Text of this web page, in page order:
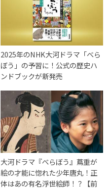
2025年のNHK大河ドラマ「べら
ぼう」の予習に！公式の歴史ハ
ンドブックが新発売
大河ドラマ『べらぼう』蔦重が
絵の才能に惚れた少年唐丸！正
体はあの有名浮世絵師！？【前